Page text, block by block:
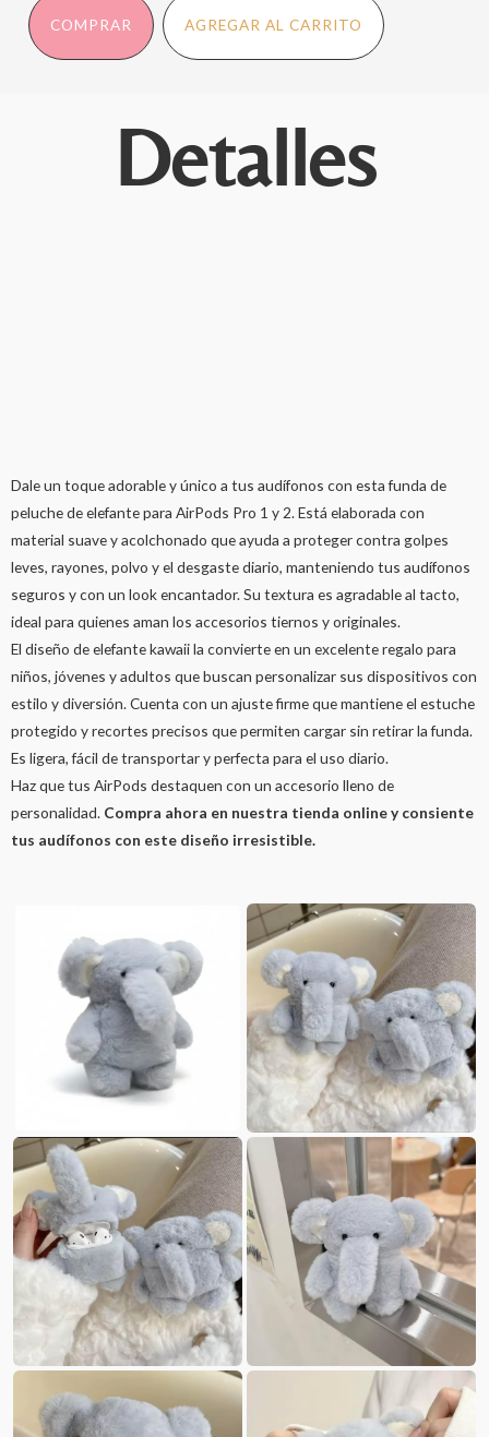
COMPRAR AGREGAR AL CARRITO
Detalles
Dale un toque adorable y único a tus audífonos con esta funda de
peluche de elefante para AirPods Pro 1 y 2. Está elaborada con
material suave y acolchonado que ayuda a proteger contra golpes
leves, rayones, polvo y el desgaste diario, manteniendo tus audífonos
seguros y con un look encantador. Su textura es agradable al tacto,
ideal para quienes aman los accesorios tiernos y originales.
El diseño de elefante kawaii la convierte en un excelente regalo para
niños, jóvenes y adultos que buscan personalizar sus dispositivos con
estilo y diversión. Cuenta con un ajuste firme que mantiene el estuche
protegido y recortes precisos que permiten cargar sin retirar la funda.
Es ligera, fácil de transportar y perfecta para el uso diario.
Haz que tus AirPods destaquen con un accesorio lleno de
personalidad. Compra ahora en nuestra tienda online y consiente
tus audífonos con este diseño irresistible.